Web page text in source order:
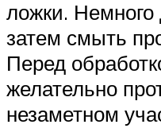
ложки. Немного
затем смыть
Перед
желательно
незаметном